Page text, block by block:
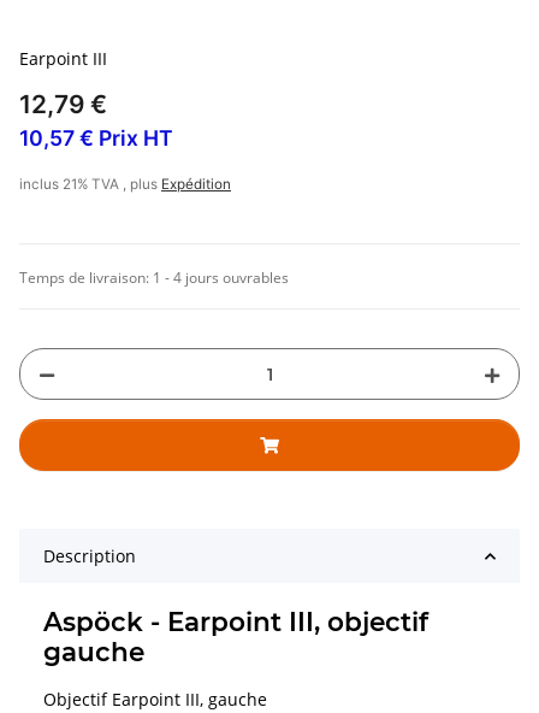
Earpoint III
12,79 €
10,57 € Prix HT
inclus 21% TVA , plus Expédition
Temps de livraison: 1 - 4 jours ouvrables
Description
Aspöck - Earpoint III, objectif
gauche
Objectif Earpoint III, gauche